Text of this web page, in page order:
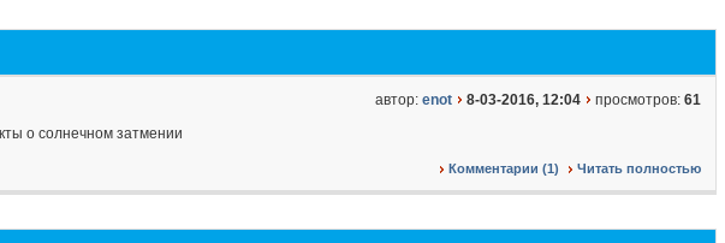
автор: enot 8-03-2016, 12:04 просмотров: 61
Комментарии (1) Читать полностью